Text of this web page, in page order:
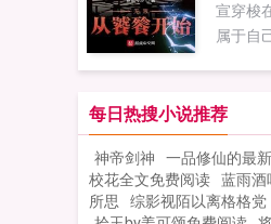
宣穿梭
属于自
他推开
女子，
巅，他
星辰！
一战，
每日热搜小说推荐
神帝剑神 一品修仙的最
校花全文免费阅读 蓝雨酒
所思 综影视陌以离格格党